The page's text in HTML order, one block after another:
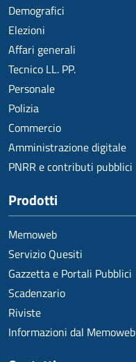
Demografici
Elezioni
Affari generali
Tecnico LL. PP.
Personale
Polizia
Commercio
Amministrazione digitale
PNRR e contributi pubblici
Prodotti
Memoweb
Servizio Quesiti
Gazzetta e Portali Pubblici
Scadenzario
Riviste
Informazioni dal Memoweb